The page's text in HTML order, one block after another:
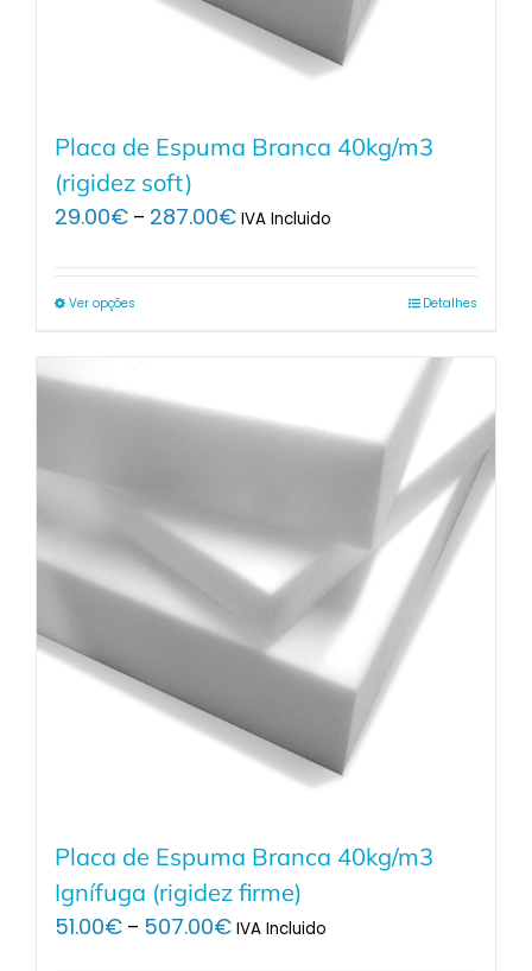
Placa de Espuma Branca 40kg/m3
(rigidez soft)
29.00€ – 287.00€Price
IVA Incluido
Ver opções Detalhes
Placa de Espuma Branca 40kg/m3
Ignífuga (rigidez firme)
51.00€ – 507.00€Price
IVA Incluido